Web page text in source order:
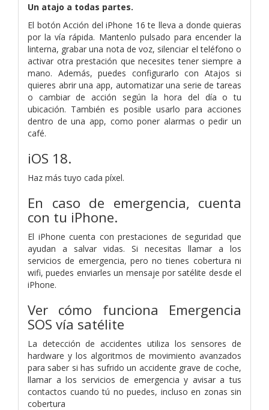
Un atajo a todas partes.
El botón Acción del iPhone 16 te lleva a donde quieras
por la vía rápida. Mantenlo pulsado para encender la
linterna, grabar una nota de voz, silenciar el teléfono o
activar otra prestación que necesites tener siempre a
mano. Además, puedes configurarlo con Atajos si
quieres abrir una app, automatizar una serie de tareas
o cambiar de acción según la hora del día o tu
ubicación. También es posible usarlo para acciones
dentro de una app, como poner alarmas o pedir un
café.
iOS 18.
Haz más tuyo cada píxel.
En caso de emergencia, cuenta
con tu iPhone.
El iPhone cuenta con prestaciones de seguridad que
ayudan a salvar vidas. Si necesitas llamar a los
servicios de emergencia, pero no tienes cobertura ni
wifi, puedes enviarles un mensaje por satélite desde el
iPhone.
Ver cómo funciona Emergencia
SOS vía satélite
La detección de accidentes utiliza los sensores de
hardware y los algoritmos de movimiento avanzados
para saber si has sufrido un accidente grave de coche,
llamar a los servicios de emergencia y avisar a tus
contactos cuando tú no puedes, incluso en zonas sin
cobertura